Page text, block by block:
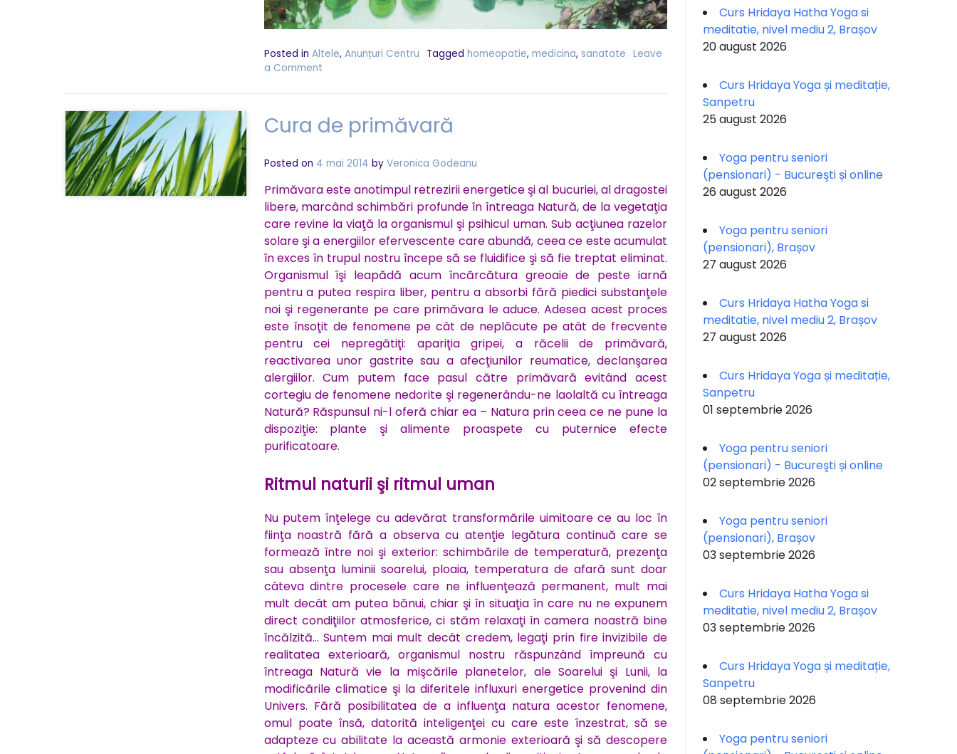
Posted in Altele, Anunțuri Centru Tagged homeopatie, medicina, sanatate Leave
a Comment
BRASOV
Cura de primăvară
Posted on 4 mai 2014 by Veronica Godeanu
Primăvara este anotimpul retrezirii energetice şi al bucuriei, al dragostei
libere, marcând schimbări profunde în întreaga Natură, de la vegetaţia
care revine la viaţă la organismul şi psihicul uman. Sub acţiunea razelor
solare şi a energiilor efervescente care abundă, ceea ce este acumulat
în exces în trupul nostru începe să se fluidifice şi să fie treptat eliminat.
Organismul îşi leapădă acum încărcătura greoaie de peste iarnă
pentru a putea respira liber, pentru a absorbi fără piedici substanţele
noi şi regenerante pe care primăvara le aduce. Adesea acest proces
este însoţit de fenomene pe cât de neplăcute pe atât de frecvente
pentru cei nepregătiţi: apariţia gripei, a răcelii de primăvară,
reactivarea unor gastrite sau a afecţiunilor reumatice, declanşarea
alergiilor. Cum putem face pasul către primăvară evitând acest
cortegiu de fenomene nedorite şi regenerându-ne laolaltă cu întreaga
Natură? Răspunsul ni-l oferă chiar ea – Natura prin ceea ce ne pune la
dispoziţie: plante şi alimente proaspete cu puternice efecte
purificatoare.
Ritmul naturii şi ritmul uman
Nu putem înţelege cu adevărat transformările uimitoare ce au loc în
fiinţa noastră fără a observa cu atenţie legătura continuă care se
formează între noi şi exterior: schimbările de temperatură, prezenţa
sau absenţa luminii soarelui, ploaia, temperatura de afară sunt doar
câteva dintre procesele care ne influenţează permanent, mult mai
mult decât am putea bănui, chiar şi în situaţia în care nu ne expunem
direct condiţiilor atmosferice, ci stăm relaxaţi în camera noastră bine
încălzită… Suntem mai mult decât credem, legaţi prin fire invizibile de
realitatea exterioară, organismul nostru răspunzând împreună cu
întreaga Natură vie la mişcările planetelor, ale Soarelui şi Lunii, la
modificările climatice şi la diferitele influxuri energetice provenind din
Univers. Fără posibilitatea de a influenţa natura acestor fenomene,
omul poate însă, datorită inteligenţei cu care este înzestrat, să se
adapteze cu abilitate la această armonie exterioară şi să descopere
Curs Hridaya Hatha Yoga si
meditatie, nivel mediu 2, Brașov
20 august 2026
Curs Hridaya Yoga și meditație,
Sanpetru
25 august 2026
Yoga pentru seniori
(pensionari) - Bucureşti și online
26 august 2026
Yoga pentru seniori
(pensionari), Brașov
27 august 2026
Curs Hridaya Hatha Yoga si
meditatie, nivel mediu 2, Brașov
27 august 2026
Curs Hridaya Yoga și meditație,
Sanpetru
01 septembrie 2026
Yoga pentru seniori
(pensionari) - Bucureşti și online
02 septembrie 2026
Yoga pentru seniori
(pensionari), Brașov
03 septembrie 2026
Curs Hridaya Hatha Yoga si
meditatie, nivel mediu 2, Brașov
03 septembrie 2026
Curs Hridaya Yoga și meditație,
Sanpetru
08 septembrie 2026
Yoga pentru seniori